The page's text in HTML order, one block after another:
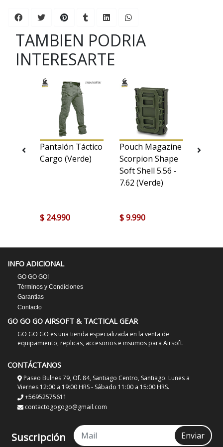
TAMBIEN PODRIA
INTERESARTE
Pantalón Táctico
Cargo (Verde)
$ 24.990
Pouch Magazine
Scorpion Shape
Soft Shell 5.56 -
7.62 (Verde)
$ 9.990
INFO ADICIONAL
GO GO GO!
Términos y Condiciones
Garantias
Contacto
GO GO GO AIRSOFT & TACTICAL GEAR
GO GO GO es una tienda especializada en la venta de
equipamiento, replicas, accesorios e insumos para Airsoft.
CONTÁCTANOS
Paseo Bulnes 79, Of. 84, Santiago Centro, Santiago. Lunes a
Viernes 12:00 a 19:00 HRS - Sábado 11:00 a 15:00 HRS.
+56952575611
contactogogogo@gmail.com
Suscripción Enviar